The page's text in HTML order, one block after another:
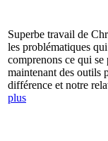
Superbe travail de
les problématiques
comprenons ce qui se
maintenant des outils
différence et notre
plus